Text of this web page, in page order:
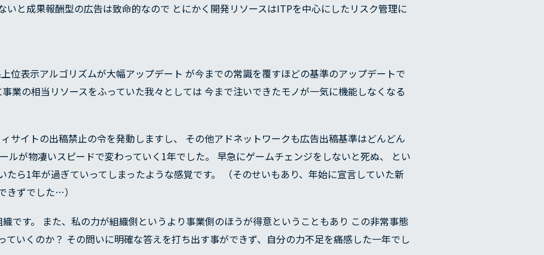
いと成果報酬型の広告は致命的なので とにかく開発リソースはITPを中心にしたリスク管理に
位表示アルゴリズムが大幅アップデート が今までの常識を覆すほどの基準のアップデートで
業の相当リソースをふっていた我々としては 今まで注いできたモノが一気に機能しなくなる
サイトの出稿禁止の令を発動しますし、 その他アドネットワークも広告出稿基準はどんどん
ルが物凄いスピードで変わっていく1年でした。 早急にゲームチェンジをしないと死ぬ、 とい
たら1年が過ぎていってしまったような感覚です。 （そのせいもあり、年始に宣言していた新
きずでした…）
です。 また、私の力が組織側というより事業側のほうが得意ということもあり この非常事態
ていくのか？ その問いに明確な答えを打ち出す事ができず、自分の力不足を痛感した一年でし